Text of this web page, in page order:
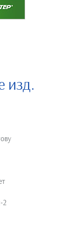
изд.
2